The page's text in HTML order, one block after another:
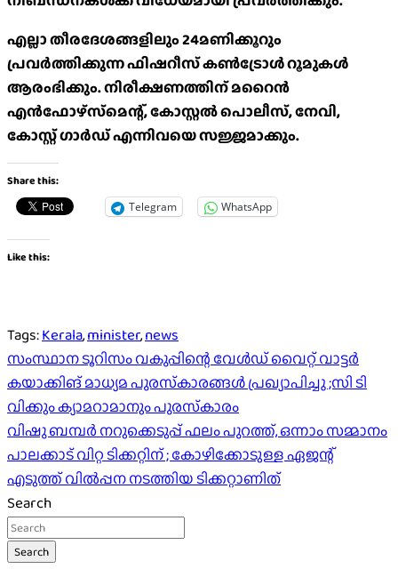
എല്ലാ തീരദേശങ്ങളിലും 24മണിക്കൂറും
പ്രവര്‍ത്തിക്കുന്ന ഫിഷറീസ് കണ്‍ട്രോള്‍ റൂമുകള്‍
ആരംഭിക്കും. നിരീക്ഷണത്തിന് മറൈന്‍
എന്‍ഫോഴ്‌സ്‌മെന്റ്, കോസ്റ്റല്‍ പൊലീസ്, നേവി,
കോസ്റ്റ് ഗാര്‍ഡ് എന്നിവയെ സജ്ജമാക്കും.
Share this:
Telegram WhatsApp
Like this:
Tags:Kerala,minister,news
Post
navigation
സംസ്ഥാന ടൂറിസം വകുപ്പിന്റെ വേൾഡ് വൈറ്റ് വാട്ടർ
കയാക്കിങ് മാധ്യമ പുരസ്‌കാരങ്ങൾ പ്രഖ്യാപിച്ചു ;സി ടി
വിക്കും ക്യാമറാമാനും പുരസ്‍കാരം
വിഷു ബമ്പർ നറുക്കെടുപ്പ് ഫലം പുറത്ത്, ഒന്നാം സമ്മാനം
പാലക്കാട് വിറ്റ ടിക്കറ്റിന് ; കോഴിക്കോടുള്ള ഏജന്റ്
എടുത്ത് വിൽപ്പന നടത്തിയ ടിക്കറ്റാണിത്
Search
Search